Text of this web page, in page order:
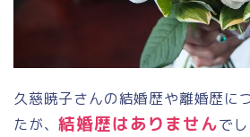
久慈暁子さんの結婚歴や離婚歴に
たが、結婚歴はありませんでし